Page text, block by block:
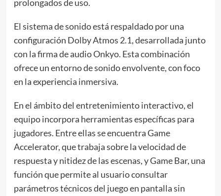
prolongados de uso.
El sistema de sonido está respaldado por una
configuración Dolby Atmos 2.1, desarrollada junto
con la firma de audio Onkyo. Esta combinación
ofrece un entorno de sonido envolvente, con foco
en la experiencia inmersiva.
En el ámbito del entretenimiento interactivo, el
equipo incorpora herramientas específicas para
jugadores. Entre ellas se encuentra Game
Accelerator, que trabaja sobre la velocidad de
respuesta y nitidez de las escenas, y Game Bar, una
función que permite al usuario consultar
parámetros técnicos del juego en pantalla sin